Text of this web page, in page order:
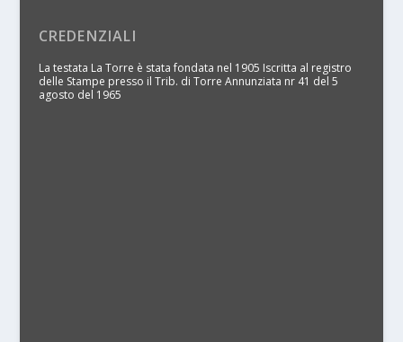
CREDENZIALI
La testata La Torre è stata fondata nel 1905 Iscritta al registro
delle Stampe presso il Trib. di Torre Annunziata nr 41 del 5
agosto del 1965